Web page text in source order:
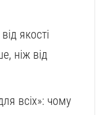
якості
ніж від
всіх»: чому